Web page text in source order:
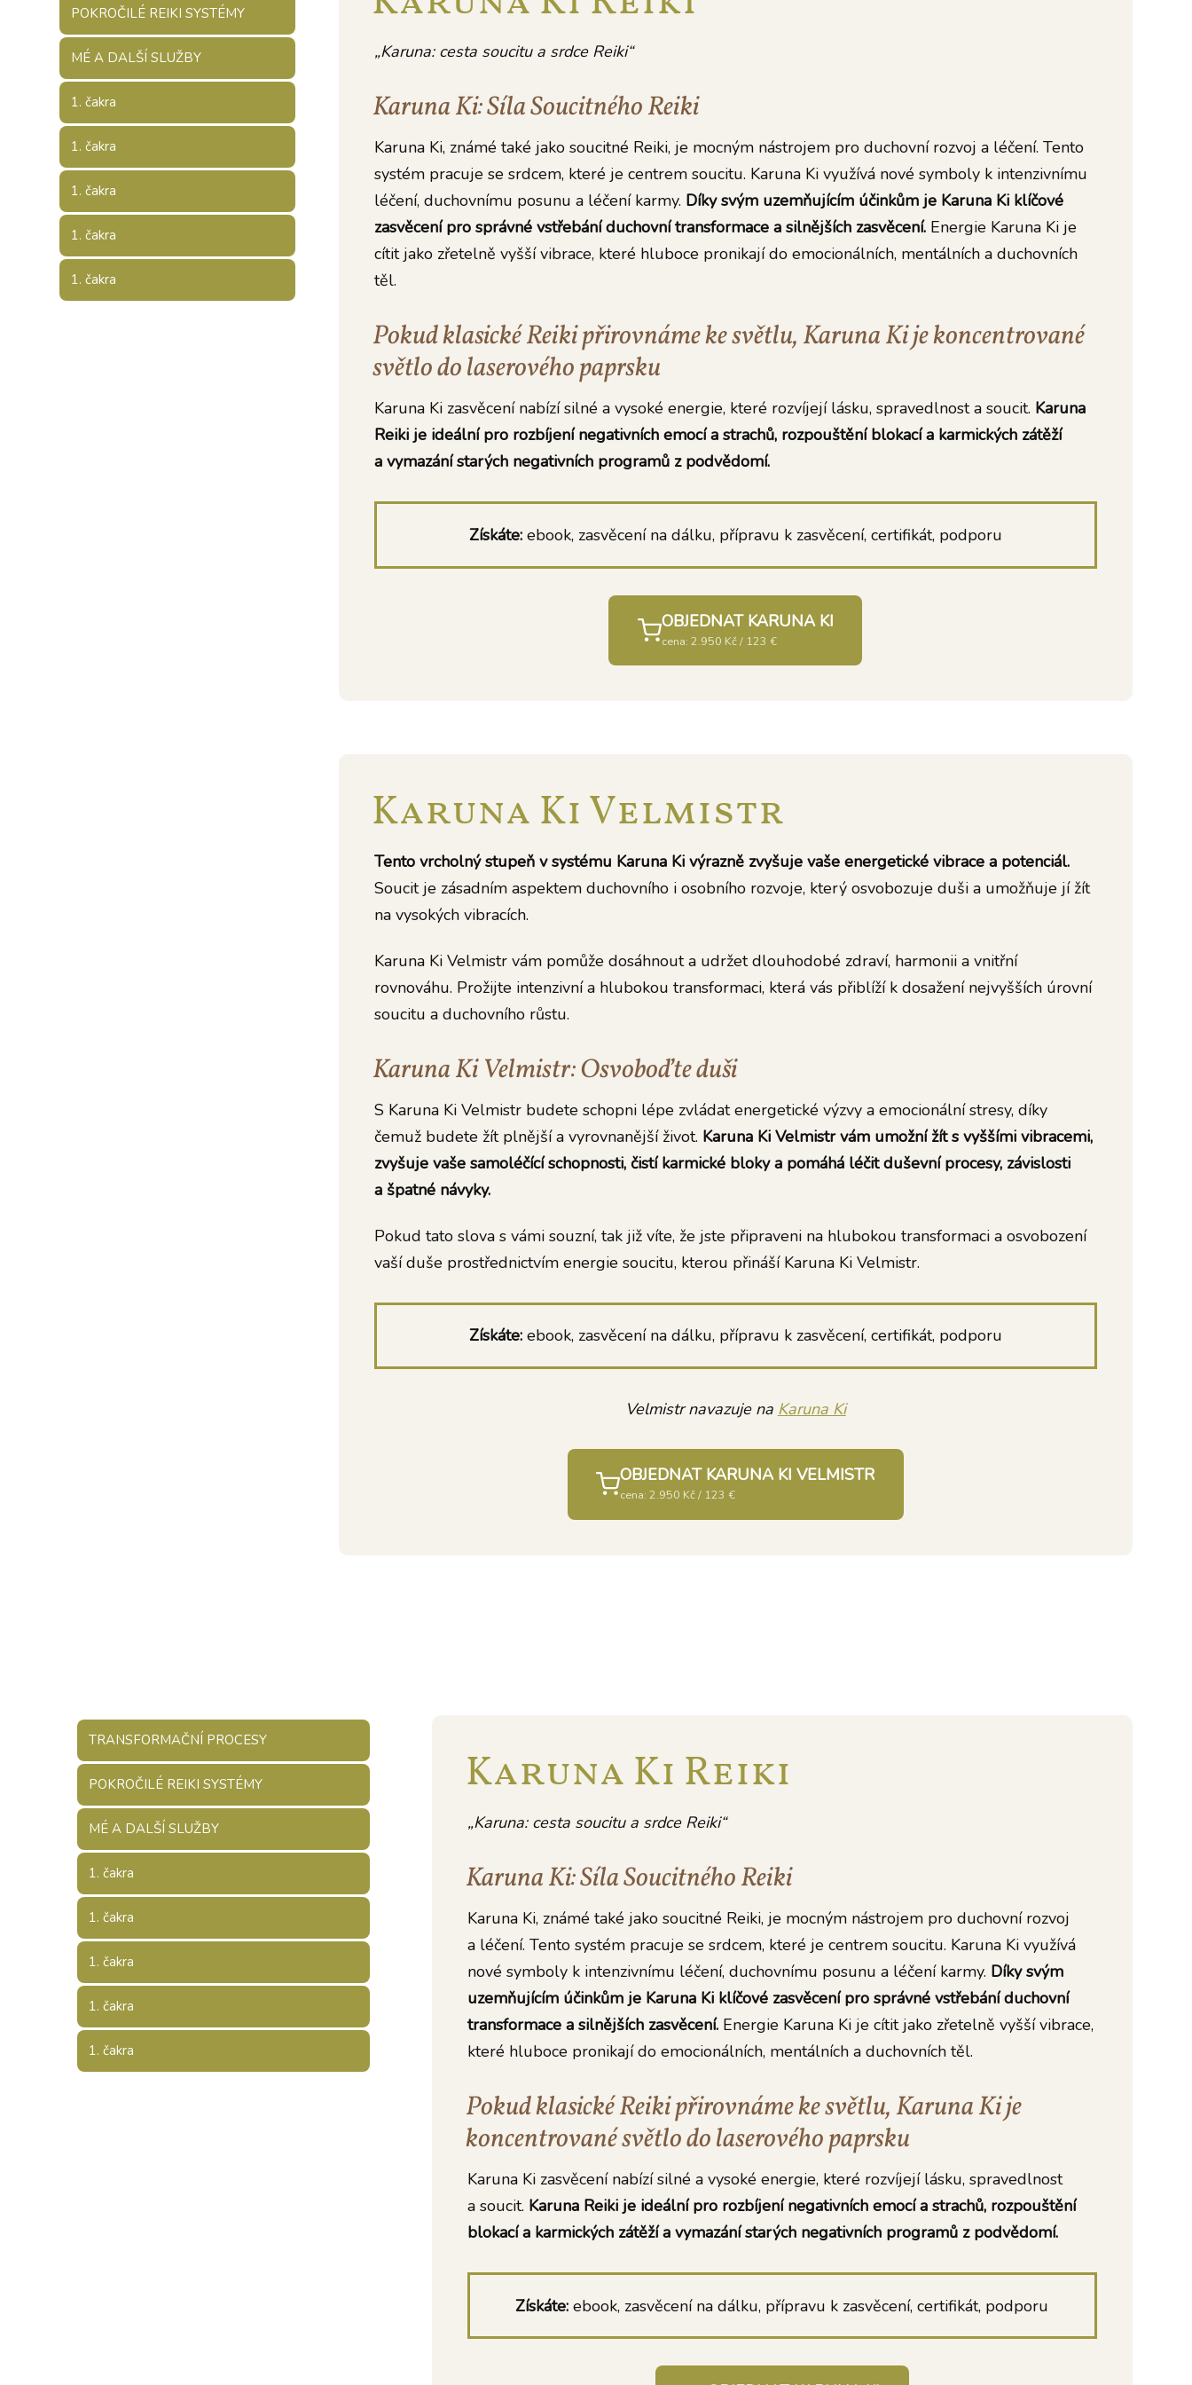
POKROČILÉ REIKI SYSTÉMY
MÉ A DALŠÍ SLUŽBY
1. čakra
1. čakra
1. čakra
1. čakra
1. čakra
„Karuna: cesta soucitu a srdce Reiki“
Karuna Ki: Síla Soucitného Reiki
Karuna Ki, známé také jako soucitné Reiki, je mocným nástrojem pro duchovní rozvoj a léčení. Tento
systém pracuje se srdcem, které je centrem soucitu. Karuna Ki využívá nové symboly k intenzivnímu
léčení, duchovnímu posunu a léčení karmy. Díky svým uzemňujícím účinkům je Karuna Ki klíčové
zasvěcení pro správné vstřebání duchovní transformace a silnějších zasvěcení.Energie Karuna Ki je
cítit jako zřetelně vyšší vibrace, které hluboce pronikají do emocionálních, mentálních a duchovních
těl.
Pokud klasické Reiki přirovnáme ke světlu, Karuna Ki je koncentrované
světlo do laserového paprsku
Karuna Ki zasvěcení nabízí silné a vysoké energie, které rozvíjejí lásku, spravedlnost a soucit. Karuna
Reiki je ideální pro rozbíjení negativních emocí a strachů, rozpouštění blokací a karmických zátěží
a vymazání starých negativních programů z podvědomí.
Získáte:ebook, zasvěcení na dálku, přípravu k zasvěcení, certifikát, podporu
OBJEDNAT KARUNA KI
cena: 2.950 Kč / 123 €
Karuna Ki Velmistr
Tento vrcholný stupeň v systému Karuna Ki výrazně zvyšuje vaše energetické vibrace a potenciál.
Soucit je zásadním aspektem duchovního i osobního rozvoje, který osvobozuje duši a umožňuje jí žít
na vysokých vibracích.
Karuna Ki Velmistr vám pomůže dosáhnout a udržet dlouhodobé zdraví, harmonii a vnitřní
rovnováhu. Prožijte intenzivní a hlubokou transformaci, která vás přiblíží k dosažení nejvyšších úrovní
soucitu a duchovního růstu.
Karuna Ki Velmistr: Osvoboďte duši
S Karuna Ki Velmistr budete schopni lépe zvládat energetické výzvy a emocionální stresy, díky
čemuž budete žít plnější a vyrovnanější život. Karuna Ki Velmistr vám umožní žít s vyššími vibracemi,
zvyšuje vaše samoléčící schopnosti, čistí karmické bloky a pomáhá léčit duševní procesy, závislosti
a špatné návyky.
Pokud tato slova s vámi souzní, tak již víte, že jste připraveni na hlubokou transformaci a osvobození
vaší duše prostřednictvím energie soucitu, kterou přináší Karuna Ki Velmistr.
Získáte:ebook, zasvěcení na dálku, přípravu k zasvěcení, certifikát, podporu
Velmistr navazuje na Karuna Ki
OBJEDNAT KARUNA KI VELMISTR
cena: 2.950 Kč / 123 €
TRANSFORMAČNÍ PROCESY
POKROČILÉ REIKI SYSTÉMY
MÉ A DALŠÍ SLUŽBY
1. čakra
1. čakra
1. čakra
1. čakra
1. čakra
Karuna Ki Reiki
„Karuna: cesta soucitu a srdce Reiki“
Karuna Ki: Síla Soucitného Reiki
Karuna Ki, známé také jako soucitné Reiki, je mocným nástrojem pro duchovní rozvoj
a léčení. Tento systém pracuje se srdcem, které je centrem soucitu. Karuna Ki využívá
nové symboly k intenzivnímu léčení, duchovnímu posunu a léčení karmy. Díky svým
uzemňujícím účinkům je Karuna Ki klíčové zasvěcení pro správné vstřebání duchovní
transformace a silnějších zasvěcení.Energie Karuna Ki je cítit jako zřetelně vyšší vibrace,
které hluboce pronikají do emocionálních, mentálních a duchovních těl.
Pokud klasické Reiki přirovnáme ke světlu, Karuna Ki je
koncentrované světlo do laserového paprsku
Karuna Ki zasvěcení nabízí silné a vysoké energie, které rozvíjejí lásku, spravedlnost
a soucit. Karuna Reiki je ideální pro rozbíjení negativních emocí a strachů, rozpouštění
blokací a karmických zátěží a vymazání starých negativních programů z podvědomí.
Získáte: ebook, zasvěcení na dálku, přípravu k zasvěcení, certifikát, podporu